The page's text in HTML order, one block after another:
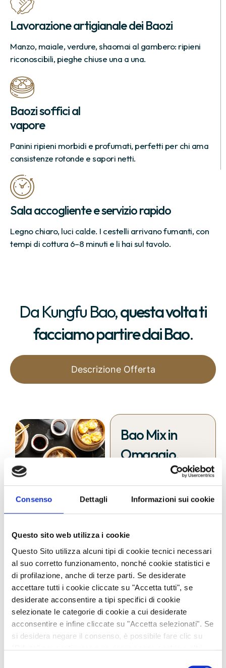
Consenso Dettagli Informazioni sui cookie
Questo sito web utilizza i cookie
Questo Sito utilizza alcuni tipi di cookie tecnici necessari
al suo corretto funzionamento, nonché cookie statistici e
di profilazione, anche di terze parti. Se desiderate
accettare tutti i cookie cliccate su "Accetta tutti", se
desiderate acconsentire a tipi specifici di cookie
selezionate le categorie di cookie a cui desiderate
acconsentire e infine cliccate su "Accetta selezionati". Se
si desidera negare il consenso, è possibile fare clic su
Lavorazione artigianale dei Baozi
Manzo, maiale, verdure, shaomai al gambero: ripieni
riconoscibili, pieghe chiuse una a una.
Baozi soffici al
vapore
Panini ripieni morbidi e profumati, perfetti per chi ama
consistenze rotonde e sapori netti.
Sala accogliente e servizio rapido
Legno chiaro, luci calde. I cestelli arrivano fumanti, con
tempi di cottura 6–8 minuti e li hai sul tavolo.
Da Kungfu Bao,questa volta ti
facciamo partire dai Bao.
Descrizione Offerta
Bao Mix in
Omaggio,
valido solo a
cena.
Vuoi provare i nostri
Con questa promo
scarichi il coupon,
vieni a cena da noi e
ricevi unBao Mix in
regalo. Eccocome
funziona:
Scaricail